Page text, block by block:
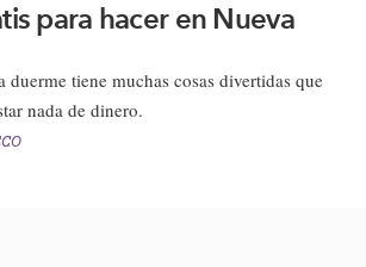
para hacer en Nueva
duerme tiene muchas cosas divertidas que
nada de dinero.​